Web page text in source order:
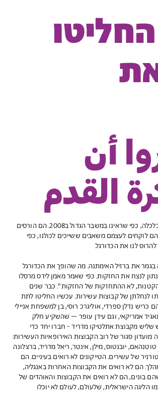
أن
القدم
הכוח של הטייקונים הורס. הטייקונים הורסים לנו את הכלכלה, כפי שראינו במשבר הגדול ב2008. הם הורסים
לוקחים לעצמם משאבים ששייכים לכולנו, כפי
לנו את הכדורגל.
הקטנה ניצחה בגמר את ברזיל האימתנה. מה שהופך את הכדורגל
לנצח את החזקות. כפי שאמר מאמן לידס מרסלו
לא ההתחזקות של החזקות". כבר שנים
לנחלתן של קבוצות עשירות. עכשיו החליטו לתת
נדלן ספרדי, אוליגרכ רוסי, בן למשפחת אניילי
אמריקאי, וגם עידן עופר – שהשקיע חלק
מקבוצת אתלטיקו מדריד - חברו יחד כדי
סגור של רוב הקבוצות האירופאיות העשירות:
יובנטוס, מילן, אינטר, ריאל מדריד, ברצלונה
של עשירים. הטייקונים לא רואים בעיניים. הם
הם לא רואים את הקבוצות האחרות באנגליה,
בונים, הם לא רואים את הקבוצות והאוהדים של
הליגה הישראלית, שלעולם, לעולם לא יוכלו